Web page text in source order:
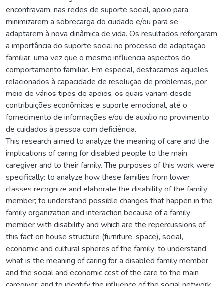
encontravam, nas redes de suporte social, apoio para
minimizarem a sobrecarga do cuidado e/ou para se
adaptarem à nova dinâmica de vida. Os resultados reforçaram
a importância do suporte social no processo de adaptação
familiar, uma vez que o mesmo influencia aspectos do
comportamento familiar. Em especial, destacamos aqueles
relacionados à capacidade de resolução de problemas, por
meio de vários tipos de apoios, os quais variam desde
contribuições econômicas e suporte emocional, até o
fornecimento de informações e/ou de auxílio no provimento
de cuidados à pessoa com deficiência.
This research aimed to analyze the meaning of care and the
implications of caring for disabled people to the main
caregiver and to their family. The purposes of this work were
specifically: to analyze how these families from lower
classes recognize and elaborate the disability of the family
member; to understand possible changes that happen in the
family organization and interaction because of a family
member with disability and which are the repercussions of
this fact on house structure (furniture, space), social,
economic and cultural spheres of the family; to understand
what is the meaning of caring for a disabled family member
and the social and economic cost of the care to the main